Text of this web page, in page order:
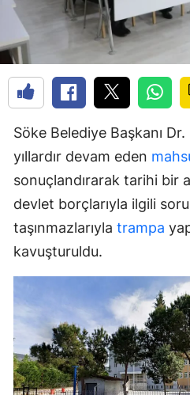
Söke Belediye Başkanı
yıllardır devam eden
sonuçlandırarak tarihi bir
devlet borçlarıyla ilgili
taşınmazlarıyla trampa
kavuşturuldu.